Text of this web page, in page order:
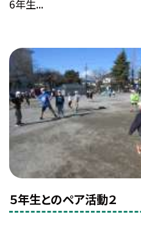
6年生...
５年生とのペア活動２